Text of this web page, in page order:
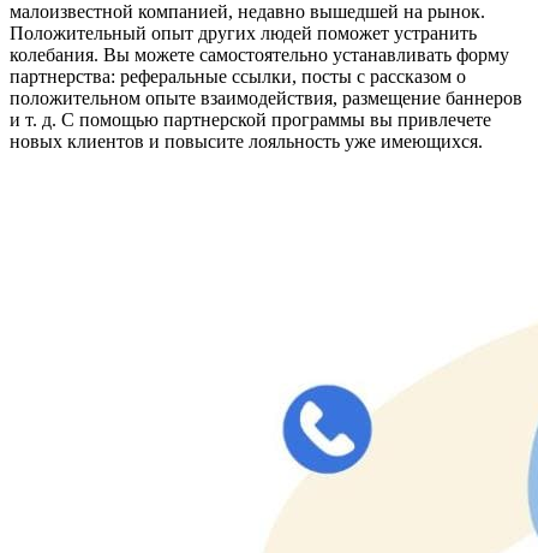
малоизвестной компанией, недавно вышедшей на рынок.
Положительный опыт других людей поможет устранить
колебания. Вы можете самостоятельно устанавливать форму
партнерства: реферальные ссылки, посты с рассказом о
положительном опыте взаимодействия, размещение баннеров
и т. д. С помощью партнерской программы вы привлечете
новых клиентов и повысите лояльность уже имеющихся.